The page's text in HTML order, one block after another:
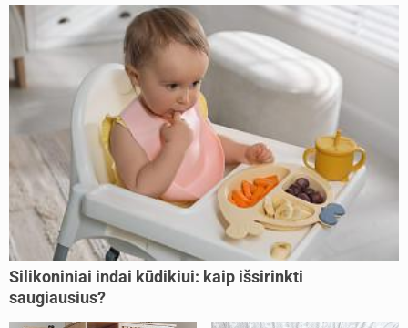
Silikoniniai indai kūdikiui: kaip išsirinkti
saugiausius?